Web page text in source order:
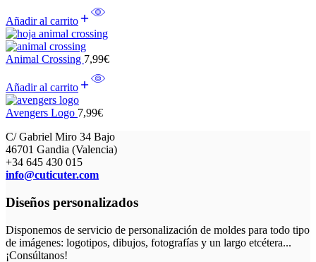
Añadir al carrito
Animal Crossing 7,99€
Añadir al carrito
Avengers Logo 7,99€
C/ Gabriel Miro 34 Bajo
46701 Gandia (Valencia)
+34 645 430 015
info@cuticuter.com
Diseños personalizados
Disponemos de servicio de personalización de moldes para todo tipo
de imágenes: logotipos, dibujos, fotografías y un largo etcétera...
¡Consúltanos!